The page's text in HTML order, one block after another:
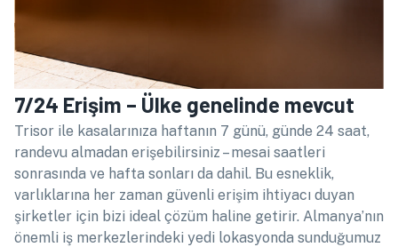
7/24 Erişim – Ülke genelinde mevcut
Trisor ile kasalarınıza haftanın 7 günü, günde 24 saat,
randevu almadan erişebilirsiniz – mesai saatleri
sonrasında ve hafta sonları da dahil. Bu esneklik,
varlıklarına her zaman güvenli erişim ihtiyacı duyan
şirketler için bizi ideal çözüm haline getirir. Almanya’nın
önemli iş merkezlerindeki yedi lokasyonda sunduğumuz